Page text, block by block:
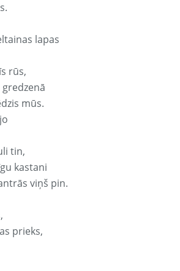
lapas
rūs,
mūs.
tin,
kastani
viņš pin.
prieks,